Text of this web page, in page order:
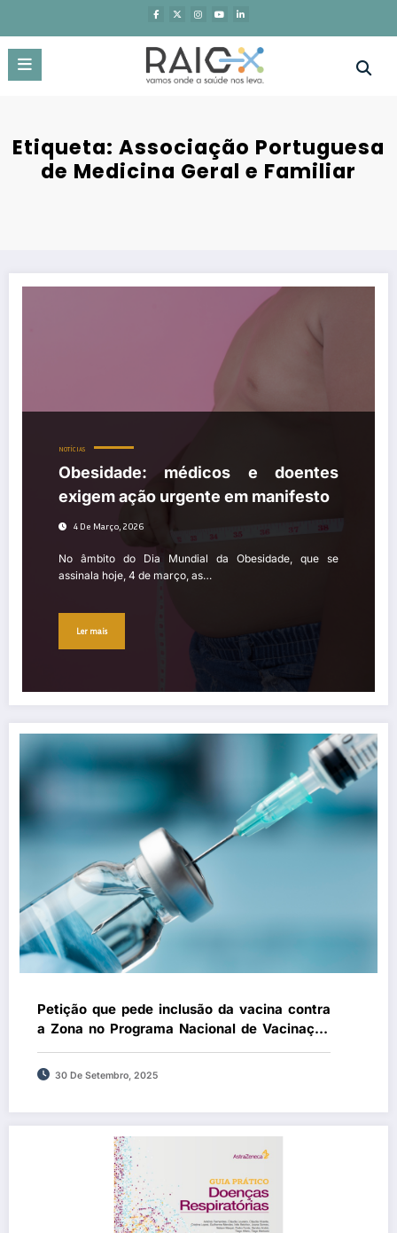
o
conteúdo
Etiqueta: Associação Portuguesa
de Medicina Geral e Familiar
Obesidade: médicos e doentes exigem ação urgente em manifesto
NOTÍCIAS
Obesidade: médicos e doentes
exigem ação urgente em manifesto
4 De Março, 2026
No âmbito do Dia Mundial da Obesidade, que se
assinala hoje, 4 de março, as…
Ler mais
Petição que pede inclusão da vacina contra
a Zona no Programa Nacional de Vacinação
ultrapassa mil assinaturas e segue para a
Assembleia da República
30 De Setembro, 2025